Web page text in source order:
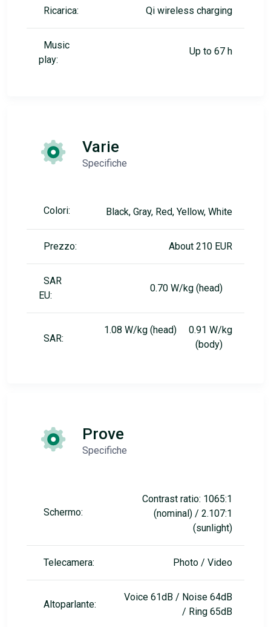
Ricarica: Qi wireless charging
Music
play:
Up to 67 h
Varie
Specifiche
Colori: Black, Gray, Red, Yellow, White
Prezzo: About 210 EUR
SAR
EU:
0.70 W/kg (head)
SAR:
1.08 W/kg (head) 0.91 W/kg
(body)
Prove
Specifiche
Schermo:
Contrast ratio: 1065:1
(nominal) / 2.107:1
(sunlight)
Telecamera: Photo / Video
Altoparlante:
Voice 61dB / Noise 64dB
/ Ring 65dB